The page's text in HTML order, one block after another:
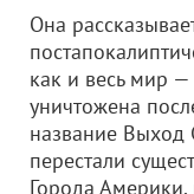
Она
как и весь мир —
уничтожена
название Выход
перестали
Города